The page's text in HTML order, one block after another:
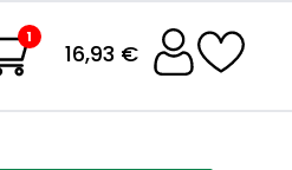
1
16,93 €